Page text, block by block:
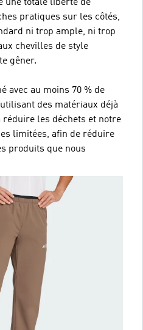
une totale liberté de
pratiques sur les côtés,
ni trop ample, ni trop
chevilles de style
gêner.
avec au moins 70 % de
des matériaux déjà
réduire les déchets et notre
limitées, afin de réduire
produits que nous